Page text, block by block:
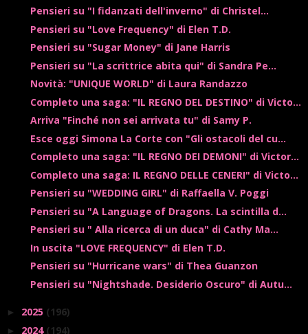
Pensieri su "I fidanzati dell'inverno" di Christel...
Pensieri su "Love Frequency" di Elen T.D.
Pensieri su "Sugar Money" di Jane Harris
Pensieri su "La scrittrice abita qui" di Sandra Pe...
Novità: "UNIQUE WORLD" di Laura Randazzo
Completo una saga: "IL REGNO DEL DESTINO" di Victo...
Arriva "Finché non sei arrivata tu" di Samy P.
Esce oggi Simona La Corte con "Gli ostacoli del cu...
Completo una saga: "IL REGNO DEI DEMONI" di Victor...
Completo una saga: IL REGNO DELLE CENERI" di Victo...
Pensieri su "WEDDING GIRL" di Raffaella V. Poggi
Pensieri su "A Language of Dragons. La scintilla d...
Pensieri su " Alla ricerca di un duca" di Cathy Ma...
In uscita "LOVE FREQUENCY" di Elen T.D.
Pensieri su "Hurricane wars" di Thea Guanzon
Pensieri su "Nightshade. Desiderio Oscuro" di Autu...
► 2025 (196)
► 2024 (194)